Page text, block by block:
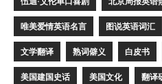
唯美爱情英语名言 图说英语词汇
文学翻译 熟词僻义 白皮书
美国建国史话 美国文化 翻译